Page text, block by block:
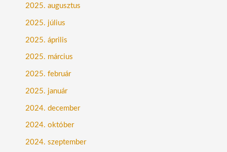
2025. augusztus
2025. július
2025. április
2025. március
2025. február
2025. január
2024. december
2024. október
2024. szeptember